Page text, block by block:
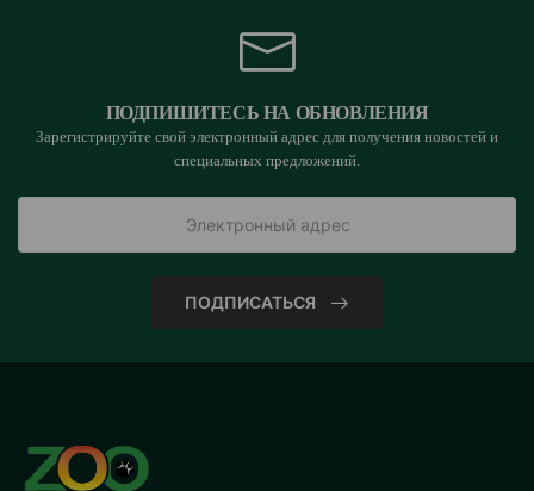
ПОДПИШИТЕСЬ НА ОБНОВЛЕНИЯ
Зарегистрируйте свой электронный адрес для получения новостей и
специальных предложений.
ПОДПИСАТЬСЯ